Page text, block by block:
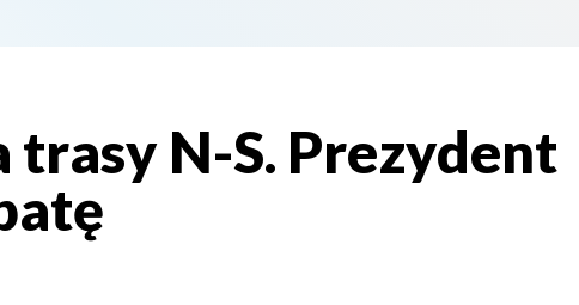
trasy N-S. Prezydent